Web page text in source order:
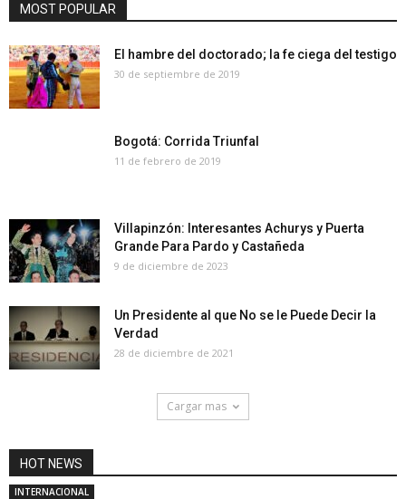
MOST POPULAR
El hambre del doctorado; la fe ciega del testigo
30 de septiembre de 2019
Bogotá: Corrida Triunfal
11 de febrero de 2019
Villapinzón: Interesantes Achurys y Puerta
Grande Para Pardo y Castañeda
9 de diciembre de 2023
Un Presidente al que No se le Puede Decir la
Verdad
28 de diciembre de 2021
Cargar mas
HOT NEWS
INTERNACIONAL